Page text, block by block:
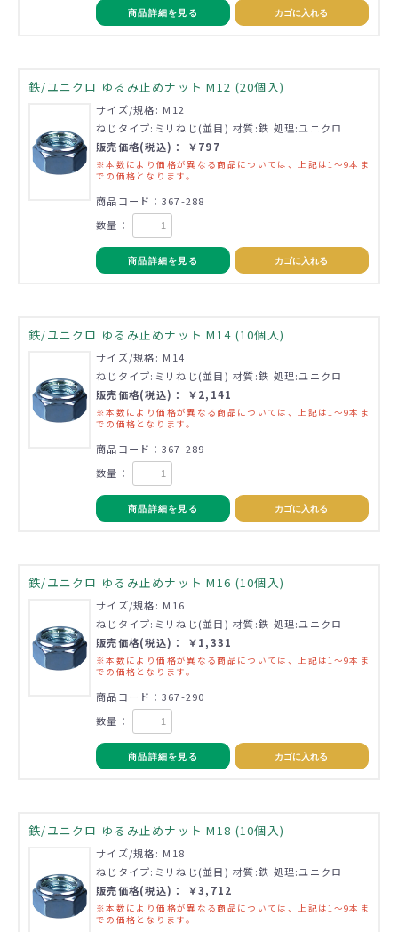
商品詳細を見る カゴに入れる
鉄/ユニクロ ゆるみ止めナット M12 (20個入)
サイズ/規格: M12
ねじタイプ:ミリねじ(並目) 材質:鉄 処理:ユニクロ
販売価格(税込)： ￥797
※本数により価格が異なる商品については、上記は1～9本ま
での価格となります。
商品コード：367-288
数量：
商品詳細を見る カゴに入れる
鉄/ユニクロ ゆるみ止めナット M14 (10個入)
サイズ/規格: M14
ねじタイプ:ミリねじ(並目) 材質:鉄 処理:ユニクロ
販売価格(税込)： ￥2,141
※本数により価格が異なる商品については、上記は1～9本ま
での価格となります。
商品コード：367-289
数量：
商品詳細を見る カゴに入れる
鉄/ユニクロ ゆるみ止めナット M16 (10個入)
サイズ/規格: M16
ねじタイプ:ミリねじ(並目) 材質:鉄 処理:ユニクロ
販売価格(税込)： ￥1,331
※本数により価格が異なる商品については、上記は1～9本ま
での価格となります。
商品コード：367-290
数量：
商品詳細を見る カゴに入れる
鉄/ユニクロ ゆるみ止めナット M18 (10個入)
サイズ/規格: M18
ねじタイプ:ミリねじ(並目) 材質:鉄 処理:ユニクロ
販売価格(税込)： ￥3,712
※本数により価格が異なる商品については、上記は1～9本ま
での価格となります。